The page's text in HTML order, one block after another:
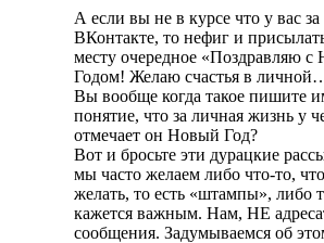
А если вы не в курсе что у вас
ВКонтакте, то нефиг и
месту очередное «Поздравляю
Годом! Желаю счастья в
Вы вообще когда такое пишите
понятие, что за личная жизнь у
отмечает он Новый Год?
Вот и бросьте эти дурацкие
мы часто желаем либо что-то,
желать, то есть «штампы», либо
кажется важным. Нам, НЕ
сообщения. Задумываемся об